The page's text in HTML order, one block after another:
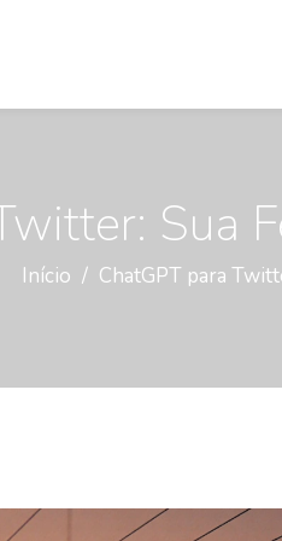
Sua
Início ChatGPT para